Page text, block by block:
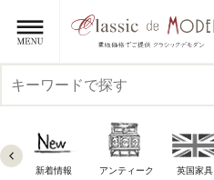
新着情報 アンティーク 英国家具